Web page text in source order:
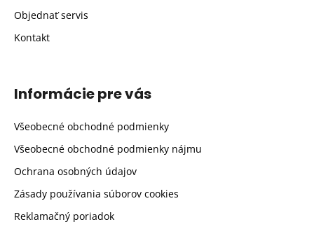
Objednať servis
Kontakt
Informácie pre vás
Všeobecné obchodné podmienky
Všeobecné obchodné podmienky nájmu
Ochrana osobných údajov
Zásady používania súborov cookies
Reklamačný poriadok